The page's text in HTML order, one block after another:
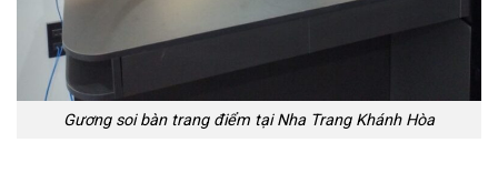
Gương soi bàn trang điểm tại Nha Trang Khánh Hòa